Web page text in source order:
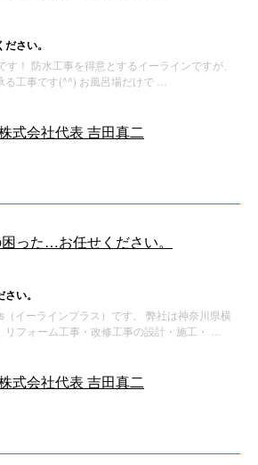
さい。
！ 防水工事を得意とするイーラインですが、
工事です(^^) お風呂場だけで …
式会社代表 吉田真二
い。
イーラインプラス）です。 弊社は神奈川県横
フォーム工事・改修工事の設計・施工・ …
式会社代表 吉田真二